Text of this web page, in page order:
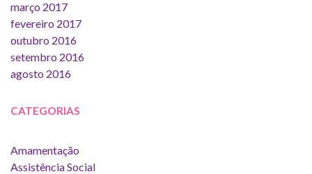
março 2017
fevereiro 2017
outubro 2016
setembro 2016
agosto 2016
CATEGORIAS
Amamentação
Assistência Social